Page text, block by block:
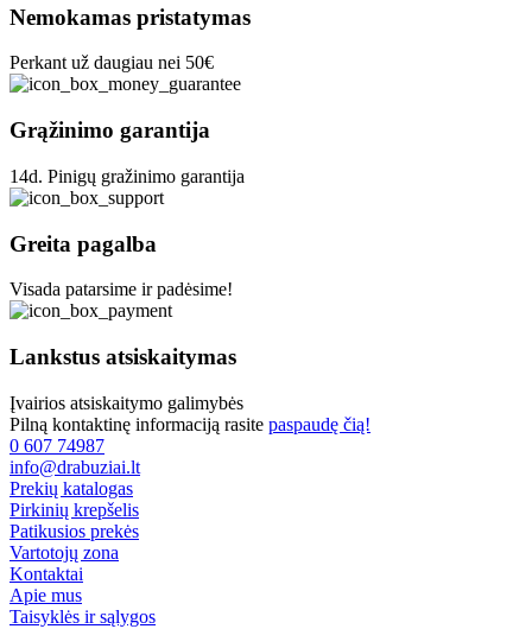
chosen
the
product
Nemokamas pristatymas
Perkant už daugiau nei 50€
Grąžinimo garantija
14d. Pinigų gražinimo garantija
Greita pagalba
Visada patarsime ir padėsime!
Lankstus atsiskaitymas
Įvairios atsiskaitymo galimybės
Pilną kontaktinę informaciją rasite paspaudę čią!
0 607 74987
info@drabuziai.lt
Prekių katalogas
Pirkinių krepšelis
Patikusios prekės
Vartotojų zona
Kontaktai
Apie mus
Taisyklės ir sąlygos